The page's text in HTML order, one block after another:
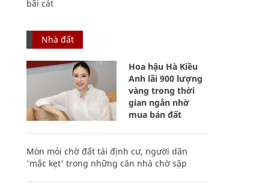
bãi cát
Nhà đất
Hoa hậu Hà Kiều
Anh lãi 900 lượng
vàng trong thời
gian ngắn nhờ
mua bán đất
Mòn mỏi chờ đất tái định cư, người dân
'mắc kẹt' trong những căn nhà chờ sập